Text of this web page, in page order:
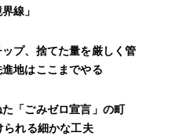
線」
プ、捨てた量を厳しく管
地はここまでやる
た「ごみゼロ宣言」の町
られる細かな工夫